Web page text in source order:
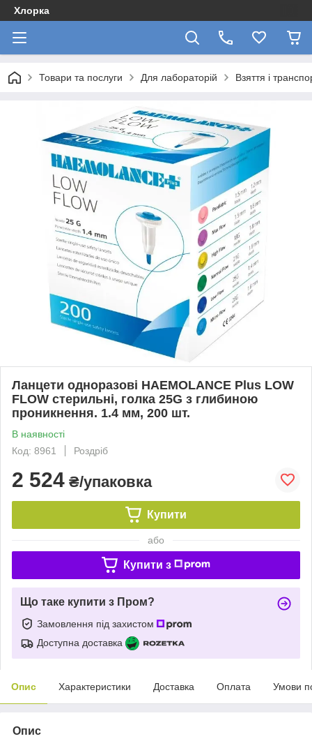
Хлорка
Товари та послуги Для лабораторій Взяття і
Ланцети одноразові HAEMOLANCE Plus LOW
FLOW стерильні, голка 25G з глибиною
проникнення. 1.4 мм, 200 шт.
В наявності
Код: 8961
Роздріб
2 524 ₴/упаковка
Купити
або
Купити з
Що таке купити з Пром?
Замовлення під захистом
Доступна доставка
Опис Характеристики Доставка Оплата Умови
Опис